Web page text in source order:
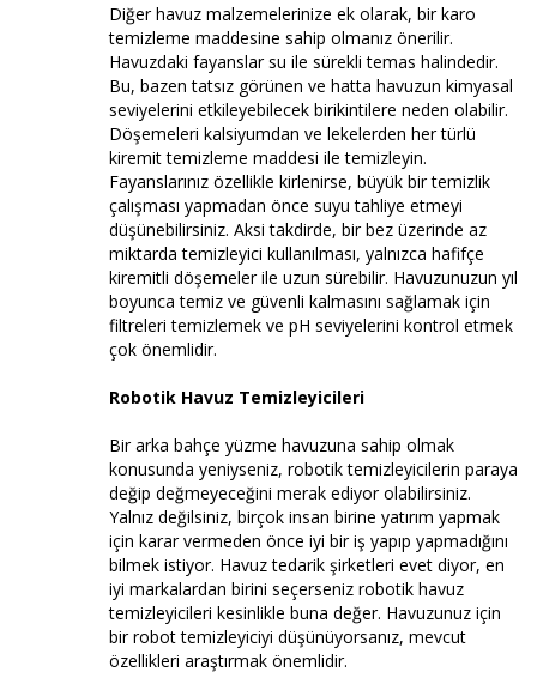
Diğer havuz malzemelerinize ek olarak, bir karo
temizleme maddesine sahip olmanız önerilir.
Havuzdaki fayanslar su ile sürekli temas halindedir.
Bu, bazen tatsız görünen ve hatta havuzun kimyasal
seviyelerini etkileyebilecek birikintilere neden olabilir.
Döşemeleri kalsiyumdan ve lekelerden her türlü
kiremit temizleme maddesi ile temizleyin.
Fayanslarınız özellikle kirlenirse, büyük bir temizlik
çalışması yapmadan önce suyu tahliye etmeyi
düşünebilirsiniz. Aksi takdirde, bir bez üzerinde az
miktarda temizleyici kullanılması, yalnızca hafifçe
kiremitli döşemeler ile uzun sürebilir. Havuzunuzun yıl
boyunca temiz ve güvenli kalmasını sağlamak için
filtreleri temizlemek ve pH seviyelerini kontrol etmek
çok önemlidir.
Robotik Havuz Temizleyicileri
Bir arka bahçe yüzme havuzuna sahip olmak
konusunda yeniyseniz, robotik temizleyicilerin paraya
değip değmeyeceğini merak ediyor olabilirsiniz.
Yalnız değilsiniz, birçok insan birine yatırım yapmak
için karar vermeden önce iyi bir iş yapıp yapmadığını
bilmek istiyor. Havuz tedarik şirketleri evet diyor, en
iyi markalardan birini seçerseniz robotik havuz
temizleyicileri kesinlikle buna değer. Havuzunuz için
bir robot temizleyiciyi düşünüyorsanız, mevcut
özellikleri araştırmak önemlidir.